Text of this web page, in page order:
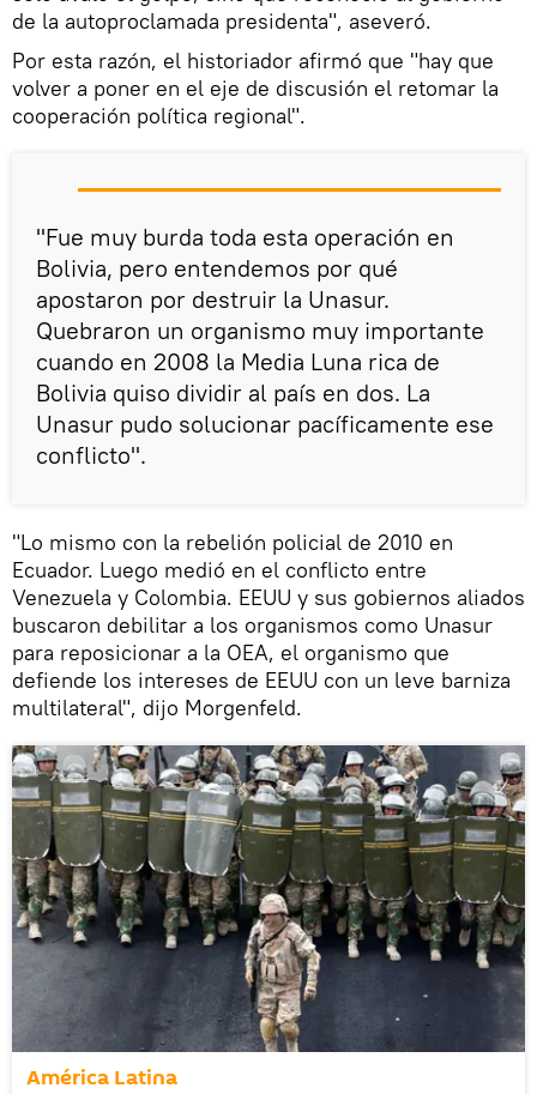
de la autoproclamada presidenta", aseveró.
Por esta razón, el historiador afirmó que "hay que
volver a poner en el eje de discusión el retomar la
cooperación política regional".
"Fue muy burda toda esta operación en
Bolivia, pero entendemos por qué
apostaron por destruir la Unasur.
Quebraron un organismo muy importante
cuando en 2008 la Media Luna rica de
Bolivia quiso dividir al país en dos. La
Unasur pudo solucionar pacíficamente ese
conflicto".
"Lo mismo con la rebelión policial de 2010 en
Ecuador. Luego medió en el conflicto entre
Venezuela y Colombia. EEUU y sus gobiernos aliados
buscaron debilitar a los organismos como Unasur
para reposicionar a la OEA, el organismo que
defiende los intereses de EEUU con un leve barniza
multilateral", dijo Morgenfeld.
América Latina